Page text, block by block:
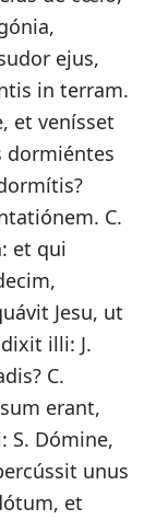
ejus,
in terram.
et venísset
dormiéntes
C.
et qui
Jesu, ut
illi: J.
C.
erant,
S. Dómine,
unus
et